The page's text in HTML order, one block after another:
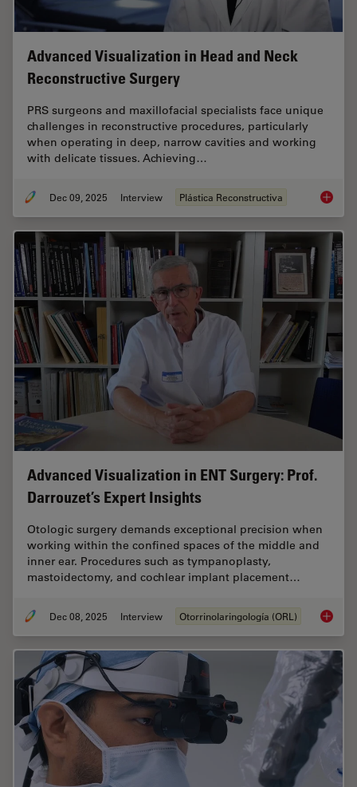
Advanced Visualization in Head and Neck
Reconstructive Surgery
PRS surgeons and maxillofacial specialists face unique
challenges in reconstructive procedures, particularly
when operating in deep, narrow cavities and working
with delicate tissues. Achieving…
Dec 09, 2025 Interview Plástica Reconstructiva
Advanced Visualization in ENT Surgery: Prof.
Darrouzet’s Expert Insights
Otologic surgery demands exceptional precision when
working within the confined spaces of the middle and
inner ear. Procedures such as tympanoplasty,
mastoidectomy, and cochlear implant placement…
Dec 08, 2025 Interview Otorrinolaringología (ORL)